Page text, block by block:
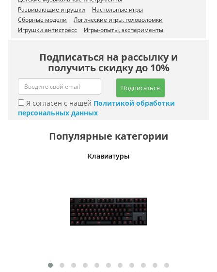
Развивающие игрушки
Настольные игры
Сборные модели
Логические игры, головоломки
Игрушки антистресс
Игры-опыты, эксперименты
Подписаться на рассылку и
получить скидку до 10%
Подписаться
Я согласен с нашей Политикой обработки
персональных данных
Популярные категории
Клавиатуры